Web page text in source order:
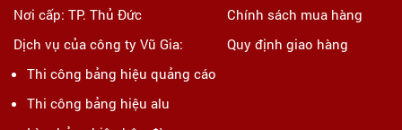
Nơi cấp: TP. Thủ Đức
Dịch vụ của công ty Vũ Gia:
Thi công bảng hiệu quảng cáo
Thi công bảng hiệu alu
Chính sách mua hàng
Quy định giao hàng